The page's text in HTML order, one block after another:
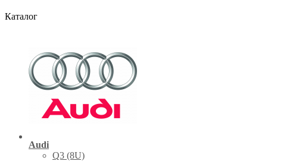
Каталог
Audi
Q3 (8U)